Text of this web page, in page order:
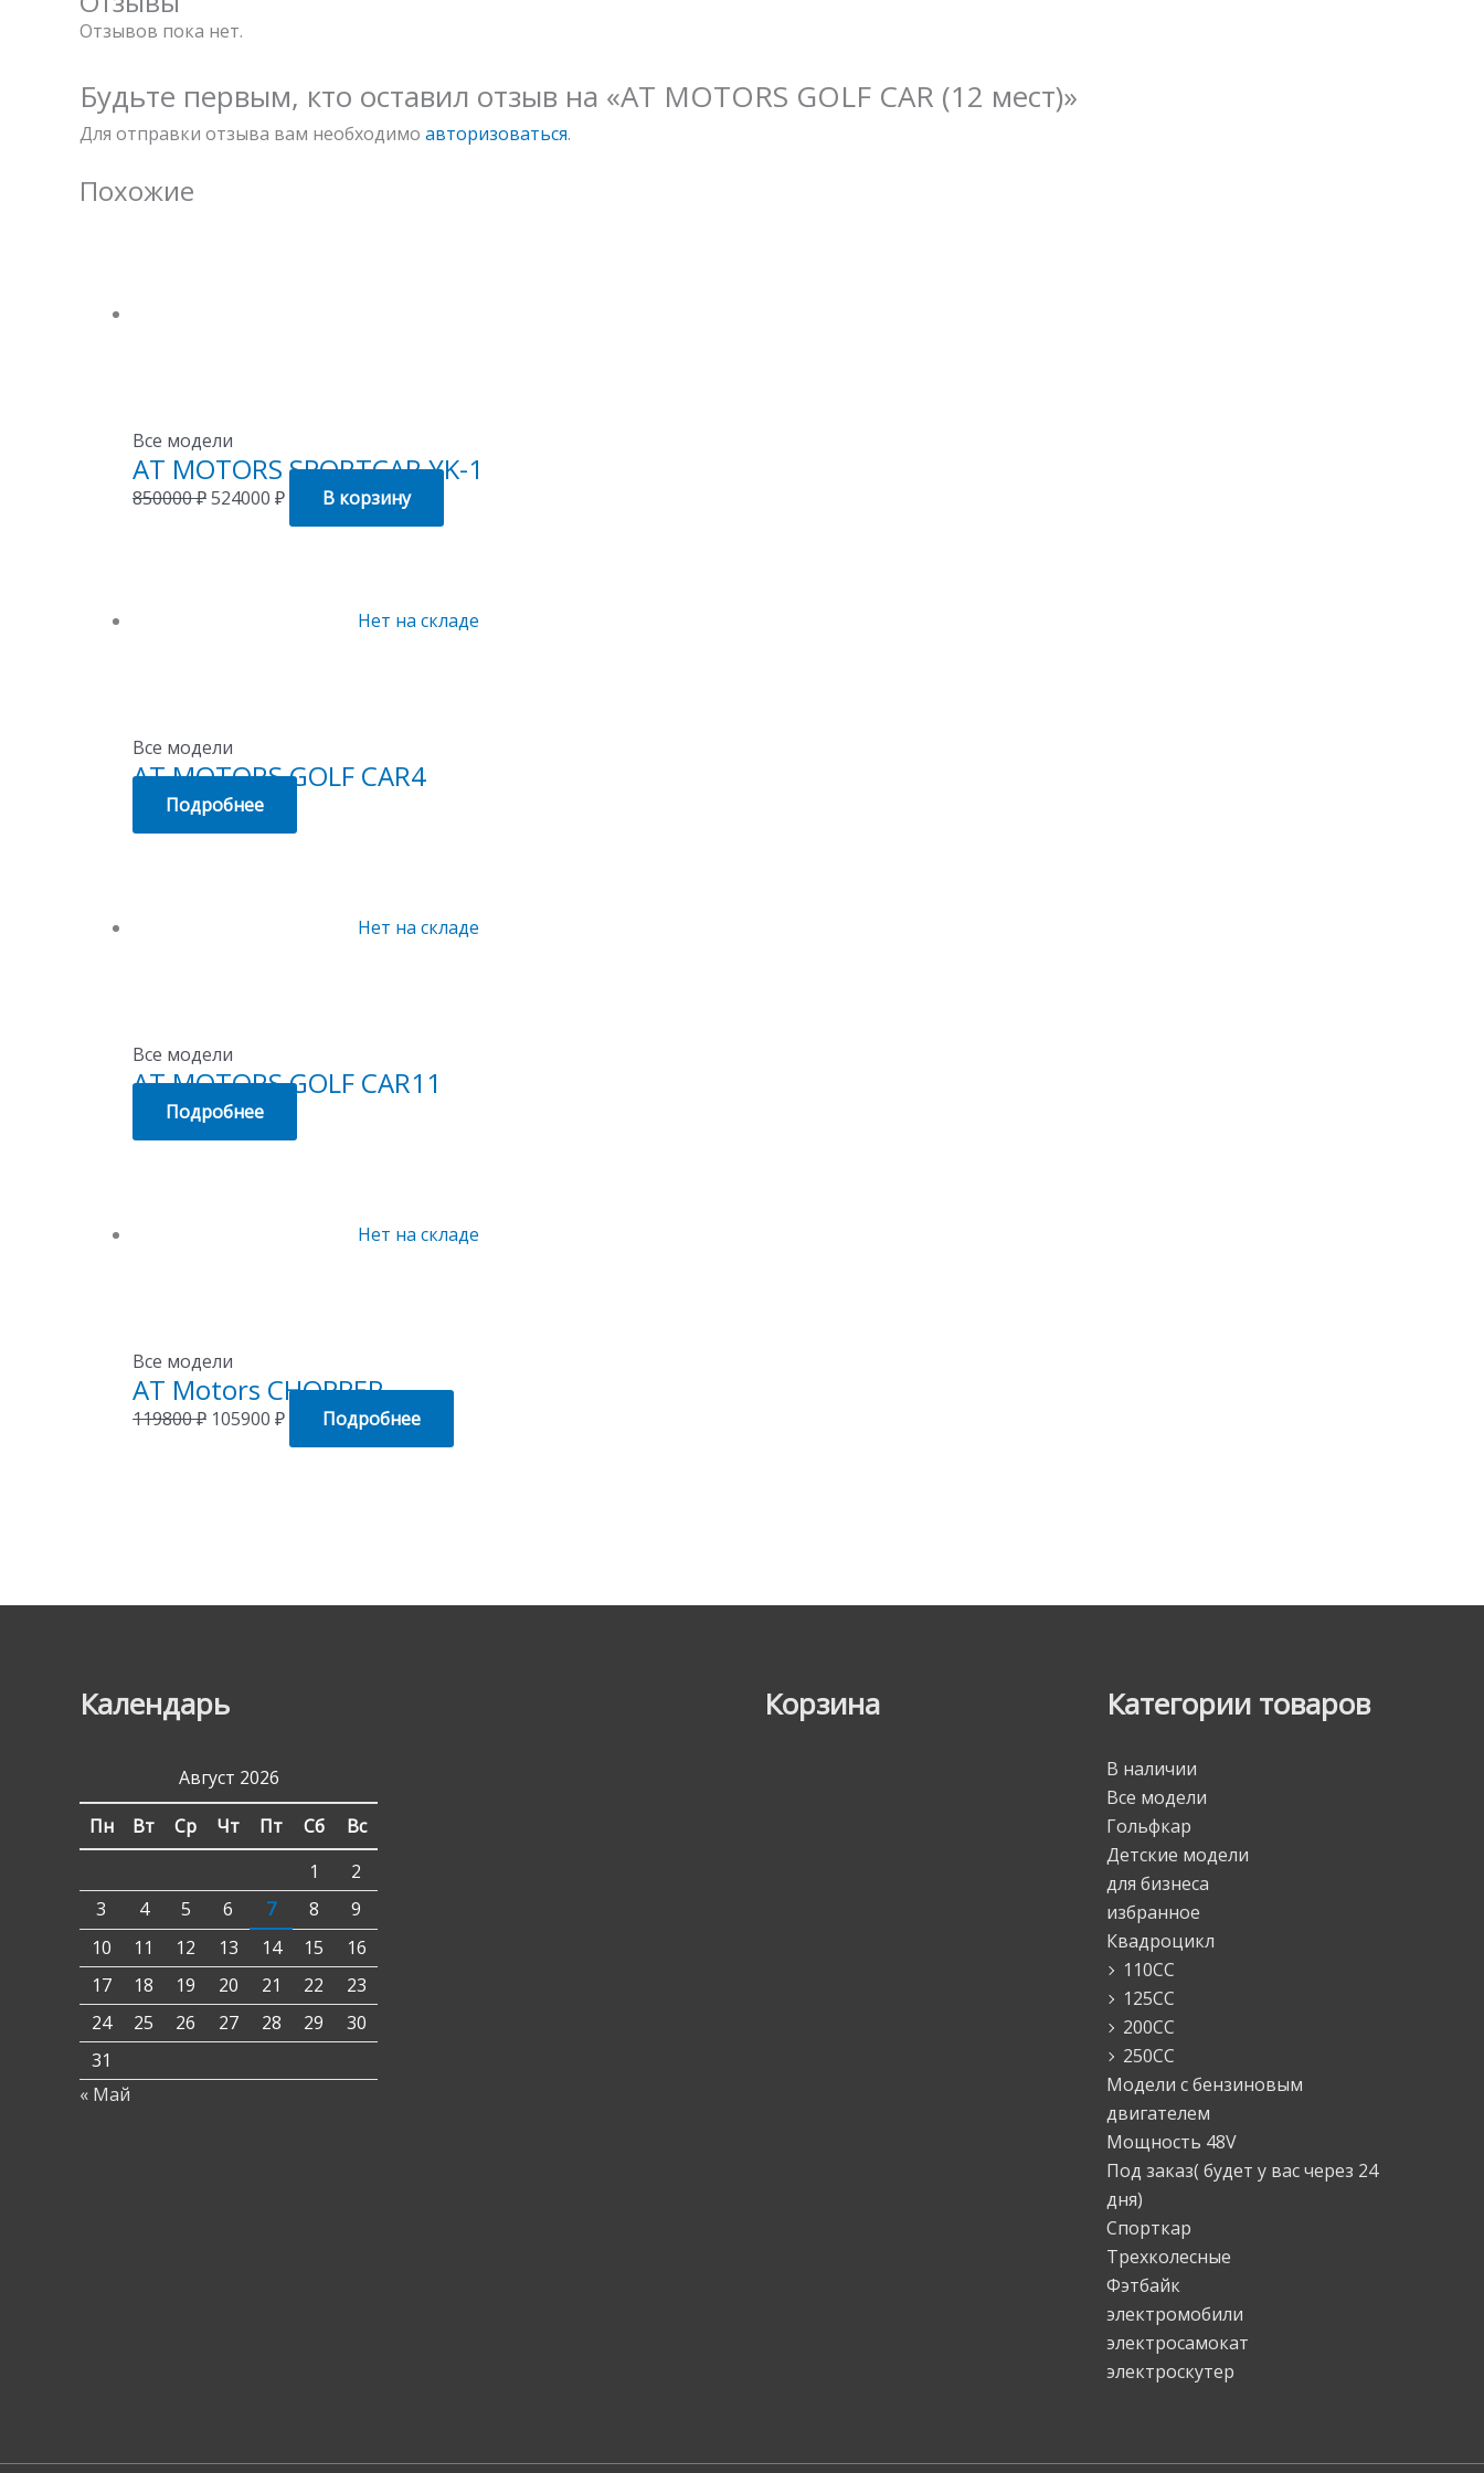
Отзывов пока нет.
Будьте первым, кто оставил отзыв на «AT MOTORS GOLF CAR (12 мест)»
Для отправки отзыва вам необходимо авторизоваться.
Похожие
Все модели
AT MOTORS SPORTCAR YK-1
850000₽524000 ₽ В корзину
Нет на складе
Все модели
AT MOTORS GOLF CAR4
Подробнее
Нет на складе
Все модели
AT MOTORS GOLF CAR11
Подробнее
Нет на складе
Все модели
AT Motors CHOPPER
119800₽ 105900 ₽ Подробнее
Календарь
Август 2026
Пн
Вт Ср Чт Пт Сб
Вс
1
2
3
4 5 6 7 8
9
10
11 12 13 14 15
16
17
18 19 20 21 22
23
24
25 26 27 28 29
30
31
« Май
Корзина Категории товаров
В наличии
Все модели
Гольфкар
Детские модели
для бизнеса
избранное
Квадроцикл
110CC
125СС
200СС
250СС
Модели с бензиновым
двигателем
Мощность 48V
Под заказ( будет у вас через 24
дня)
Спорткар
Трехколесные
Фэтбайк
электромобили
электросамокат
электроскутер